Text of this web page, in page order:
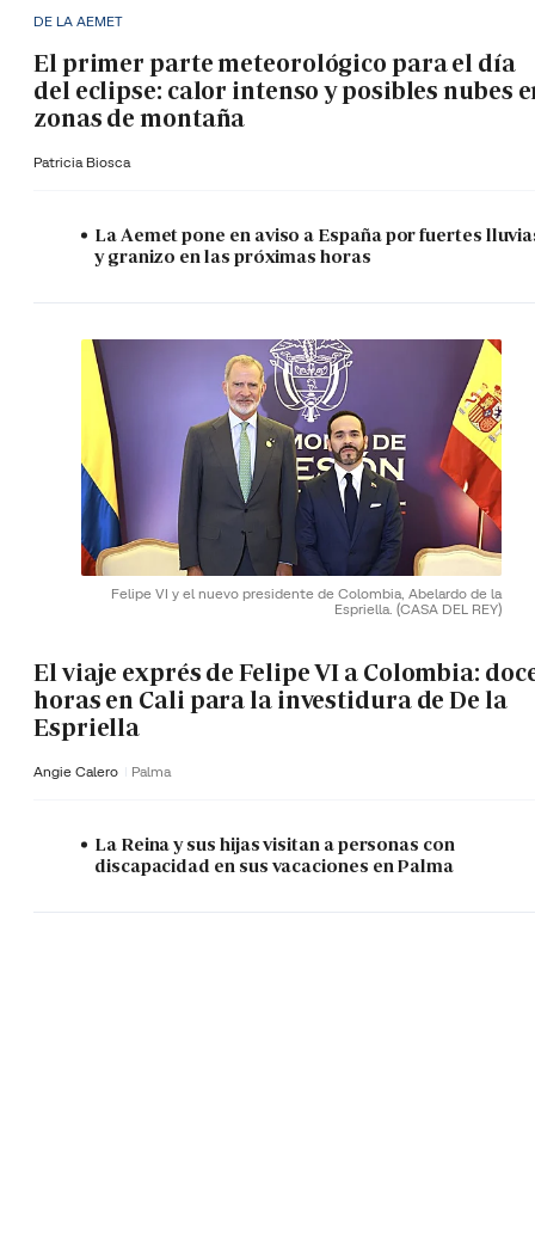
DE LA AEMET
El primer parte meteorológico para el día
del eclipse: calor intenso y posibles nubes
zonas de montaña
Patricia Biosca
La Aemet pone en aviso a España por fuertes
y granizo en las próximas horas
Felipe VI y el nuevo presidente de Colombia, Abelardo de la
Espriella. (CASA DEL REY)
El viaje exprés de Felipe VI a Colombia:
horas en Cali para la investidura de De la
Espriella
Angie Calero Palma
La Reina y sus hijas visitan a personas con
discapacidad en sus vacaciones en Palma